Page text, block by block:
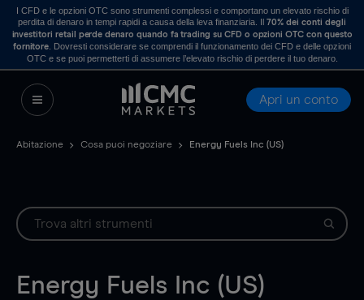
I CFD e le opzioni OTC sono strumenti complessi e comportano un elevato rischio di
perdita di denaro in tempi rapidi a causa della leva finanziaria. Il70% dei conti degli
investitori retail perde denaro quando fa trading su CFD o opzioni OTC con questo
fornitore . Dovresti considerare se comprendi il funzionamento dei CFD e delle opzioni
OTC e se puoi permetterti di assumere l’elevato rischio di perdere il tuo denaro.
Apri un conto
Abitazione Cosa puoi negoziare Energy Fuels Inc (US)
Energy Fuels Inc (US)